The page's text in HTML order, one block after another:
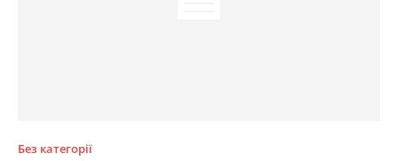
Без категорії